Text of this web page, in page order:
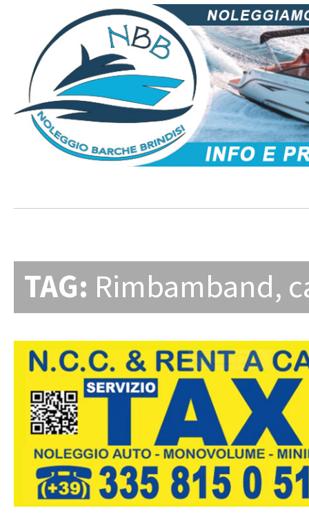
TAG: Rimbamband,